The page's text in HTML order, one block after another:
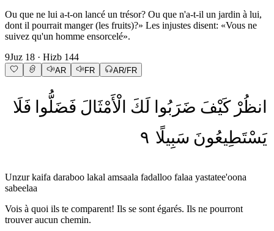
Ou que ne lui a-t-on lancé un trésor? Ou que n'a-t-il un jardin à lui,
dont il pourrait manger (les fruits)?» Les injustes disent: «Vous ne
suivez qu'un homme ensorcelé».
9Juz 18 · Hizb 144
AR FR AR/FR
انظُرْ كَيْفَ ضَرَبُوا لَكَ الْأَمْثَالَ فَضَلُّوا فَلَا
يَسْتَطِيعُونَ سَبِيلًا ٩
Unzur kaifa daraboo lakal amsaala fadalloo falaa yastatee'oona
sabeelaa
Vois à quoi ils te comparent! Ils se sont égarés. Ils ne pourront
trouver aucun chemin.